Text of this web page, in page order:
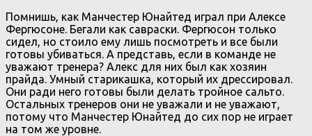
Помнишь, как Манчестер Юнайтед играл при Алексе
Фергюсоне. Бегали как савраски. Фергюсон только
сидел, но стоило ему лишь посмотреть и все были
готовы убиваться. А представь, если в команде не
уважают тренера? Алекс для них был как хозяин
прайда. Умный старикашка, который их дрессировал.
Они ради него готовы были делать тройное сальто.
Остальных тренеров они не уважали и не уважают,
потому что Манчестер Юнайтед до сих пор не играет
на том же уровне.